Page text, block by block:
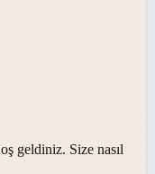
geldiniz. Size nasıl